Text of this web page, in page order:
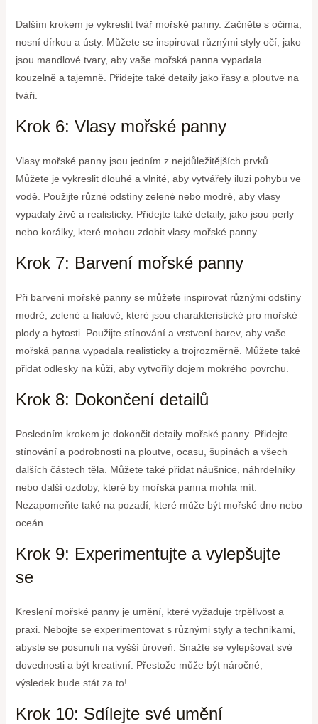
Dalším krokem je vykreslit tvář mořské panny. Začněte s očima,
nosní dírkou a ústy. Můžete se inspirovat různými styly očí, jako
jsou mandlové tvary, aby vaše mořská panna vypadala
kouzelně a tajemně. Přidejte také detaily jako řasy a ploutve na
tváři.
Krok 6: Vlasy mořské panny
Vlasy mořské panny jsou jedním z nejdůležitějších prvků.
Můžete je vykreslit dlouhé a vlnité, aby vytvářely iluzi pohybu ve
vodě. Použijte různé odstíny zelené nebo modré, aby vlasy
vypadaly živě a realisticky. Přidejte také detaily, jako jsou perly
nebo korálky, které mohou zdobit vlasy mořské panny.
Krok 7: Barvení mořské panny
Při barvení mořské panny se můžete inspirovat různými odstíny
modré, zelené a fialové, které jsou charakteristické pro mořské
plody a bytosti. Použijte stínování a vrstvení barev, aby vaše
mořská panna vypadala realisticky a trojrozměrně. Můžete také
přidat odlesky na kůži, aby vytvořily dojem mokrého povrchu.
Krok 8: Dokončení detailů
Posledním krokem je dokončit detaily mořské panny. Přidejte
stínování a podrobnosti na ploutve, ocasu, šupinách a všech
dalších částech těla. Můžete také přidat náušnice, náhrdelníky
nebo další ozdoby, které by mořská panna mohla mít.
Nezapomeňte také na pozadí, které může být mořské dno nebo
oceán.
Krok 9: Experimentujte a vylepšujte
se
Kreslení mořské panny je umění, které vyžaduje trpělivost a
praxi. Nebojte se experimentovat s různými styly a technikami,
abyste se posunuli na vyšší úroveň. Snažte se vylepšovat své
dovednosti a být kreativní. Přestože může být náročné,
výsledek bude stát za to!
Krok 10: Sdílejte své umění